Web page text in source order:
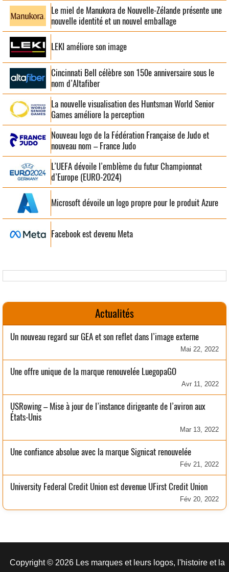
Le miel de Manukora de Nouvelle-Zélande présente une
nouvelle identité et un nouvel emballage
LEKI améliore son image
Cincinnati Bell célèbre son 150e anniversaire sous le
nom d’Altafiber
La nouvelle visualisation des Huntsman World Senior
Games améliore la perception
Nouveau logo de la Fédération Française de Judo et
nouveau nom – France Judo
L’UEFA dévoile l’emblème du futur Championnat
d’Europe (EURO-2024)
Microsoft dévoile un logo propre pour le produit Azure
Facebook est devenu Meta
Actualités
Un nouveau regard sur GEA et son reflet dans l’image externe
Mai 22, 2022
Une offre unique de la marque renouvelée LuegopaGO
Avr 11, 2022
USRowing – Mise à jour de l’instance dirigeante de l’aviron aux
États-Unis
Mar 13, 2022
Une confiance absolue avec la marque Signicat renouvelée
Fév 21, 2022
University Federal Credit Union est devenue UFirst Credit Union
Fév 20, 2022
Copyright © 2026 Les marques et leurs logos, l'histoire et la